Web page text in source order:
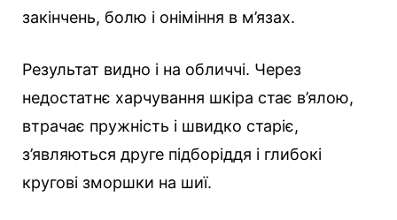
закінчень, болю і оніміння в м’язах.
Результат видно і на обличчі. Через
недостатнє харчування шкіра стає в’ялою,
втрачає пружність і швидко старіє,
з’являються друге підборіддя і глибокі
кругові зморшки на шиї.